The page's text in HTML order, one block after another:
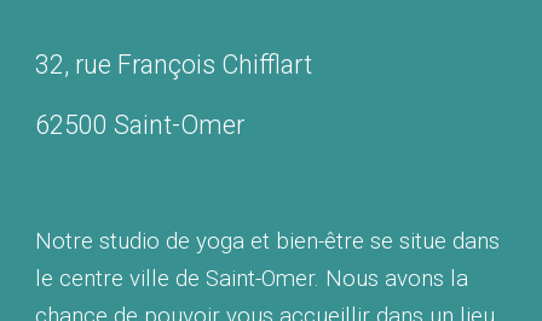
32, rue François Chifflart
62500 Saint-Omer
Notre studio de yoga et bien-être se situe dans
le centre ville de Saint-Omer. Nous avons la